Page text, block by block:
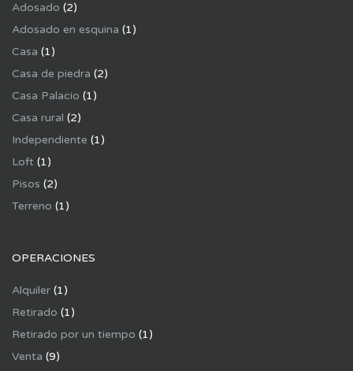
Adosado (2)
Adosado en esquina (1)
Casa (1)
Casa de piedra (2)
Casa Palacio (1)
Casa rural (2)
Independiente (1)
Loft (1)
Pisos (2)
Terreno (1)
OPERACIONES
Alquiler (1)
Retirado (1)
Retirado por un tiempo (1)
Venta (9)